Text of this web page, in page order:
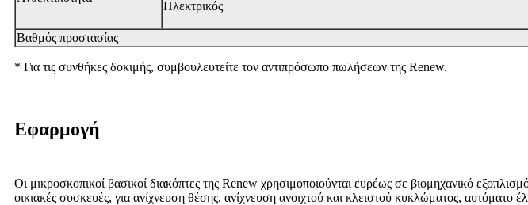
Ηλεκτρικός
Βαθμός προστασίας
* Για τις συνθήκες δοκιμής, συμβουλευτείτε τον αντιπρόσωπο πωλήσεων της Renew.
Εφαρμογή
Οι μικροσκοπικοί βασικοί διακόπτες της Renew χρησιμοποιούνται ευρέως σε βιομηχανικό
οικιακές συσκευές, για ανίχνευση θέσης, ανίχνευση ανοιχτού και κλειστού κυκλώματος,